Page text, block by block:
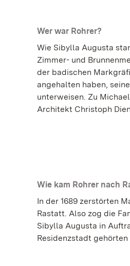
Wer war Rohrer?
Wie Sibylla Augusta
Zimmer- und
der badischen
angehalten haben,
unterweisen. Zu
Architekt Christoph
Wie kam Rohrer nach
In der 1689 zerstörten
Rastatt. Also zog die
Sibylla Augusta in
Residenzstadt